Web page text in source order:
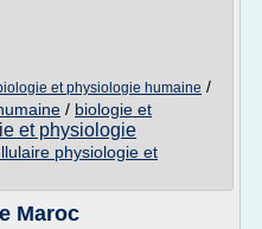
et physiologie humaine /
/ biologie et
et physiologie
physiologie et
Maroc